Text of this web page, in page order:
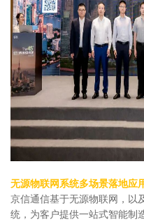
无源物联网系统多场景落地应
京信通信基于无源物联网，以
统，为客户提供一站式智能制